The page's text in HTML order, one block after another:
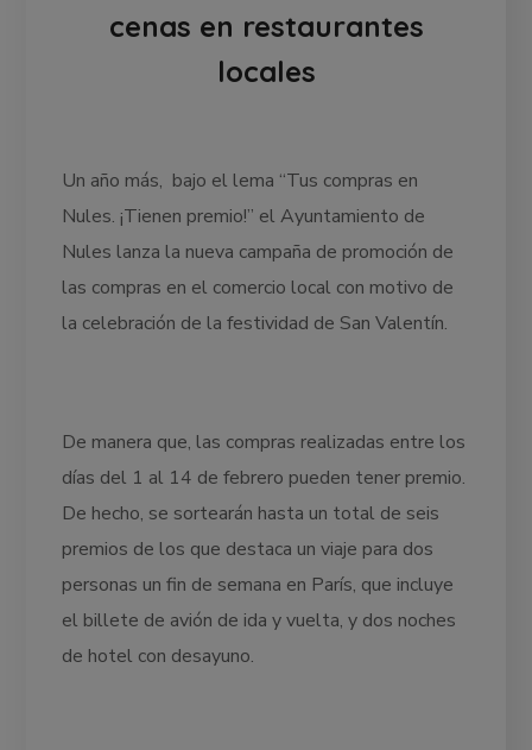
cenas en restaurantes
locales
Un año más, bajo el lema “Tus compras en
Nules. ¡Tienen premio!” el Ayuntamiento de
Nules lanza la nueva campaña de promoción de
las compras en el comercio local con motivo de
la celebración de la festividad de San Valentín.
De manera que, las compras realizadas entre los
días del 1 al 14 de febrero pueden tener premio.
De hecho, se sortearán hasta un total de seis
premios de los que destaca un viaje para dos
personas un fin de semana en París, que incluye
el billete de avión de ida y vuelta, y dos noches
de hotel con desayuno.